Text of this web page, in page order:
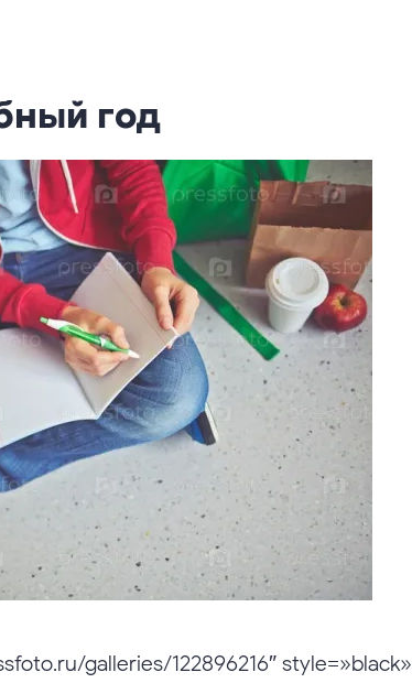
год
galleries/122896216″ style=»black»